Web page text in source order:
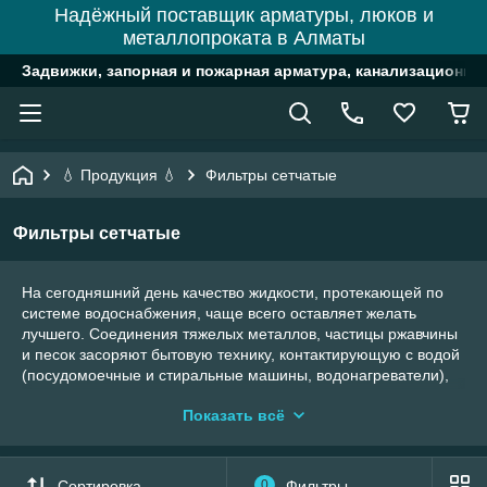
Надёжный поставщик арматуры, люков и
металлопроката в Алматы
Задвижки, запорная и пожарная арматура,
💧 Продукция 💧 Фильтры сетчатые
Фильтры сетчатые
На сегодняшний день качество жидкости, протекающей по
системе водоснабжения, чаще всего оставляет желать
лучшего. Соединения тяжелых металлов, частицы ржавчины
и песок засоряют бытовую технику, контактирующую с водой
(посудомоечные и стиральные машины, водонагреватели),
Данную проблему может решитьфильтр
воды, насосом, а также иными видами измерительных
устройств.
Показать всё